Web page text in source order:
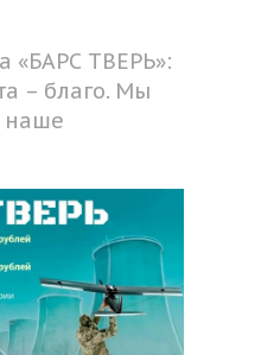
«БАРС ТВЕРЬ»:
– благо. Мы
наше